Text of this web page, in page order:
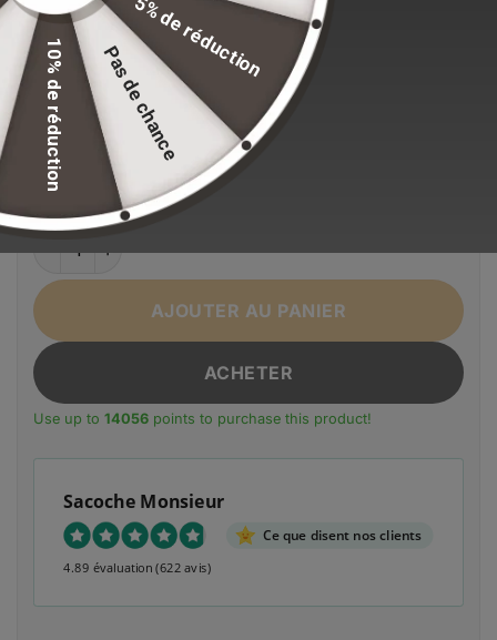
Stock volontairement limité pour maintenir nos
standards de qualité.
Couleur
1
quantité de Sac à dos multifonction pour homme BANGE
AJOUTER AU PANIER
ACHETER
Use up to 14056 points to purchase this product!
Alternative:
Sacoche Monsieur
Ce que disent nos clients
4.89 évaluation (622 avis)
5% de réduction
Pas de chance
10% de réduction